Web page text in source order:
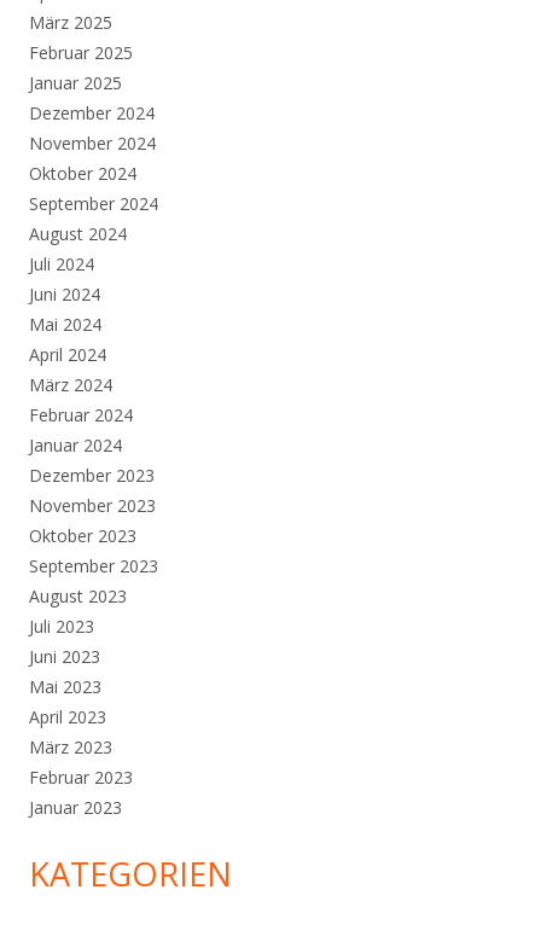
März 2025
Februar 2025
Januar 2025
Dezember 2024
November 2024
Oktober 2024
September 2024
August 2024
Juli 2024
Juni 2024
Mai 2024
April 2024
März 2024
Februar 2024
Januar 2024
Dezember 2023
November 2023
Oktober 2023
September 2023
August 2023
Juli 2023
Juni 2023
Mai 2023
April 2023
März 2023
Februar 2023
Januar 2023
KATEGORIEN